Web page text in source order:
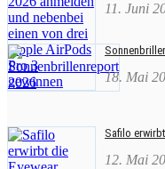
11. Juni
18. Mai
Safilo
12. Mai